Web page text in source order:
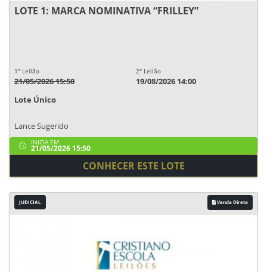
LOTE 1: MARCA NOMINATIVA “FRILLEY”
1° Leilão
21/05/2026 15:50
2° Leilão
19/08/2026 14:00
Lote Único
Lance Sugerido
INICIA EM
21/05/2026 15:50
CONHECER ESTE LOTE
JUDICIAL Venda Direta